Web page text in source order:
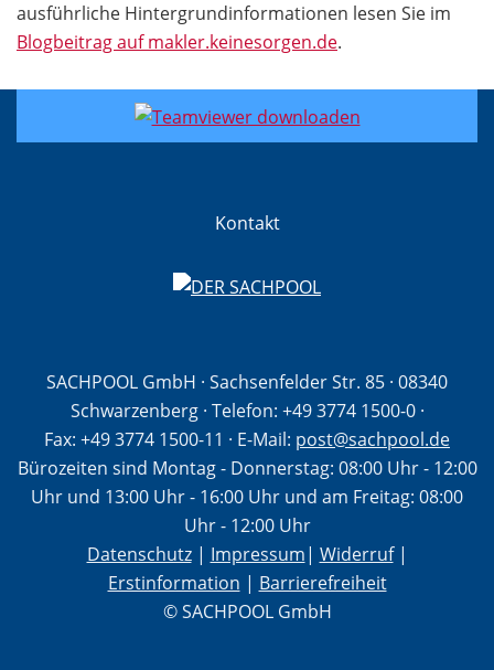
ausführliche Hintergrundinformationen lesen Sie im
Blogbeitrag auf makler.keinesorgen.de.
Kontakt
SACHPOOL GmbH · Sachsenfelder Str. 85 · 08340
Schwarzenberg · Telefon: +49 3774 1500-0·
Fax: +49 3774 1500-11 · E-Mail: post@sachpool.de
Bürozeiten sind Montag - Donnerstag: 08:00 Uhr - 12:00
Uhr und 13:00 Uhr - 16:00 Uhr und am Freitag: 08:00
Uhr - 12:00 Uhr
Datenschutz| Impressum| Widerruf|
Erstinformation | Barrierefreiheit
© SACHPOOL GmbH